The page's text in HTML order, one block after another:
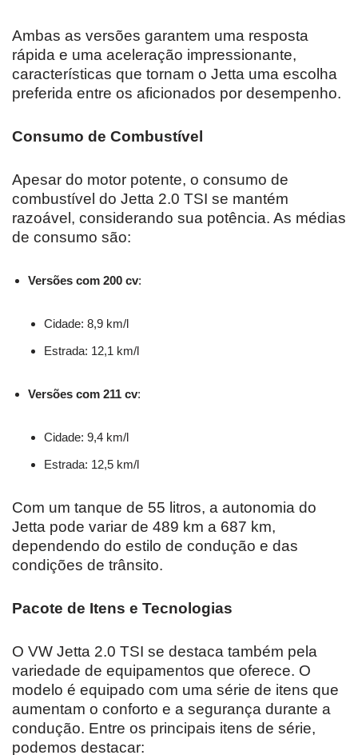
Ambas as versões garantem uma resposta
rápida e uma aceleração impressionante,
características que tornam o Jetta uma escolha
preferida entre os aficionados por desempenho.
Consumo de Combustível
Apesar do motor potente, o consumo de
combustível do Jetta 2.0 TSI se mantém
razoável, considerando sua potência. As médias
de consumo são:
Versões com 200 cv:
Cidade: 8,9 km/l
Estrada: 12,1 km/l
Versões com 211 cv:
Cidade: 9,4 km/l
Estrada: 12,5 km/l
Com um tanque de 55 litros, a autonomia do
Jetta pode variar de 489 km a 687 km,
dependendo do estilo de condução e das
condições de trânsito.
Pacote de Itens e Tecnologias
O VW Jetta 2.0 TSI se destaca também pela
variedade de equipamentos que oferece. O
modelo é equipado com uma série de itens que
aumentam o conforto e a segurança durante a
condução. Entre os principais itens de série,
podemos destacar: